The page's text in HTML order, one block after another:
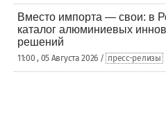
Вместо импорта — свои: в
каталог алюминиевых
решений
11:00 , 05 Августа 2026 / пресс-релизы